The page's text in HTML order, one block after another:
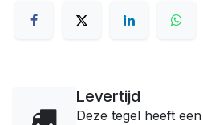
Levertijd
Deze tegel heeft